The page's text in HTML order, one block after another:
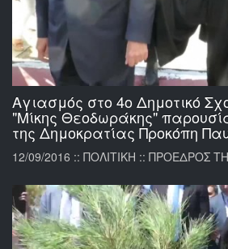
Αγιασμός στο 4ο Δημοτικό
"Μίκης Θεοδωράκης"
της Δημοκρατίας Προκόπη
12/09/2016 :: ΠΟΛΙΤΙΚΗ :: ΠΡΟΕΔΡΟΣ